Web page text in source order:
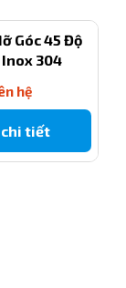
Góc 45 Độ
Inox 304
hệ
chi tiết